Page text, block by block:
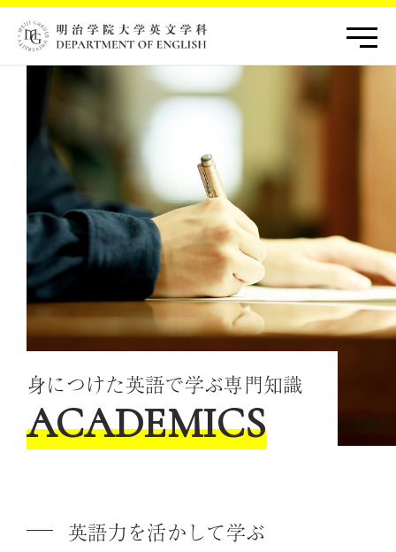
身につけた英語で学ぶ専門知識
ACADEMICS
英語力を活かして学ぶ